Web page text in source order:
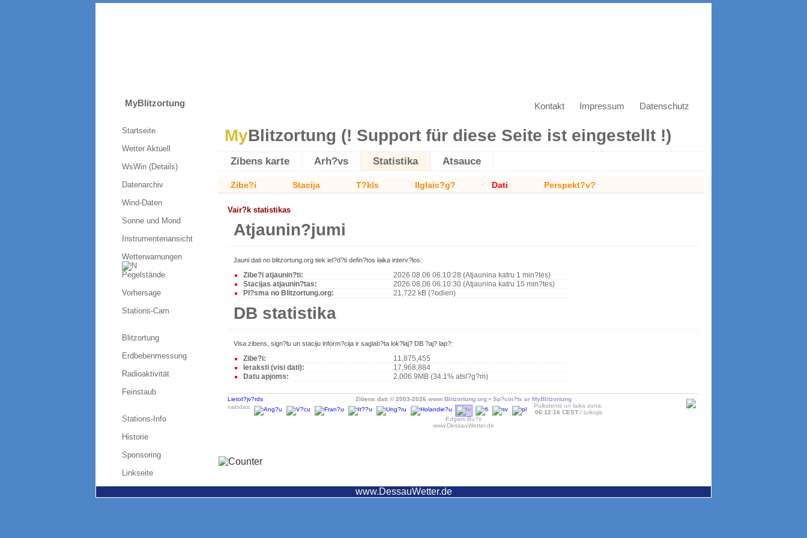
MyBlitzortung Kontakt Impressum Datenschutz
MyBlitzortung (! Support für diese Seite ist eingestellt !)
Zibens karte Arh?vs Statistika Atsauce
Zibe?i Stacija T?kls Ilglaic?g? Dati Perspekt?v?
Vair?k statistikas
Atjaunin?jumi
Jauni dati no blitzortung.org tiek iel?d?ti defin?tos laika interv?los:
Zibe?i atjaunin?ti:
2026.08.06 06:10:28 (Atjaunina katru 1 min?tes)
Stacijas atjaunin?tas:
2026.08.06 06:10:30 (Atjaunina katru 15 min?tes)
Pl?sma no Blitzortung.org:
21,722 kB (?odien)
DB statistika
Visa zibens, sign?lu un staciju inform?cija ir saglab?ta lok?laj? DB ?aj? lap?:
Zibe?i:
11,875,455
Ieraksti (visi dati):
17,968,884
Datu apjoms:
2,006.9MB (34.1% atsl?g?m)
Lietot?jv?rds
valodas:
Zibens dati © 2003-2026 www.Blitzortung.org• Sp?cin?ts ar MyBlitzortung
Pulkstenis un laika zona:
06:12:16 CEST
tulkojis
Edgars Bu?s
www.DessauWetter.de
Startseite
Wetter Aktuell
WsWin (Details)
Datenarchiv
Wind-Daten
Sonne und Mond
Instrumentenansicht
Wetterwarnungen
Pegelstände
Vorhersage
Stations-Cam
Blitzortung
Erdbebenmessung
Radioaktivität
Feinstaub
Stations-Info
Historie
Sponsoring
Linkseite
www.DessauWetter.de